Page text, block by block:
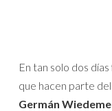
En tan solo dos
que hacen parte
Germán